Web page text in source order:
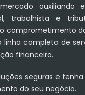
auxiliando
trabalhista e
comprometimento
linha completa de
financeira.
seguras e
do seu negócio.